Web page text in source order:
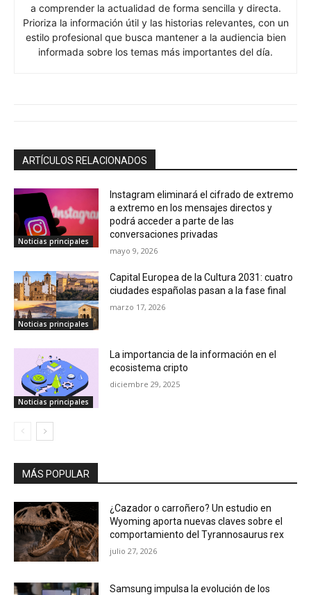
a comprender la actualidad de forma sencilla y directa.
Prioriza la información útil y las historias relevantes, con un
estilo profesional que busca mantener a la audiencia bien
informada sobre los temas más importantes del día.
ARTÍCULOS RELACIONADOS
Noticias principales
Instagram eliminará el cifrado de extremo
a extremo en los mensajes directos y
podrá acceder a parte de las
conversaciones privadas
mayo 9, 2026
Noticias principales
Capital Europea de la Cultura 2031: cuatro
ciudades españolas pasan a la fase final
marzo 17, 2026
Noticias principales
La importancia de la información en el
ecosistema cripto
diciembre 29, 2025
MÁS POPULAR
¿Cazador o carroñero? Un estudio en
Wyoming aporta nuevas claves sobre el
comportamiento del Tyrannosaurus rex
julio 27, 2026
Samsung impulsa la evolución de los